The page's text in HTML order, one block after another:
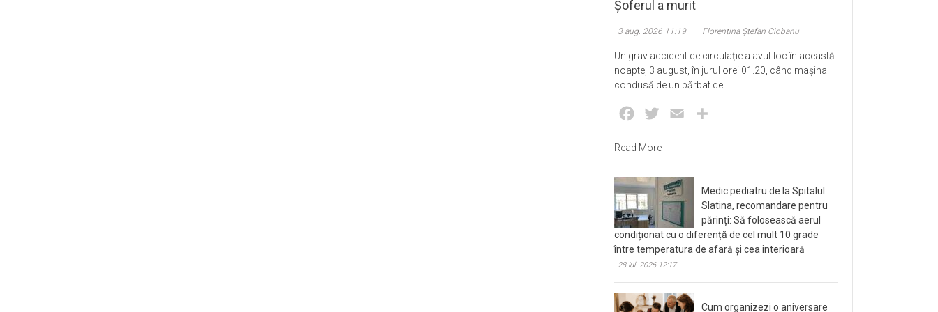
Șoferul a murit
3 aug. 2026 11:19 Florentina Ștefan Ciobanu
Un grav accident de circulație a avut loc în această
noapte, 3 august, în jurul orei 01.20, când mașina
condusă de un bărbat de
Facebook
Twitter Email
Read More
Medic pediatru de la Spitalul
Slatina, recomandare pentru
părinți: Să folosească aerul
condiționat cu o diferență de cel mult 10 grade
între temperatura de afară și cea interioară
28 iul. 2026 12:17
Cum organizezi o aniversare